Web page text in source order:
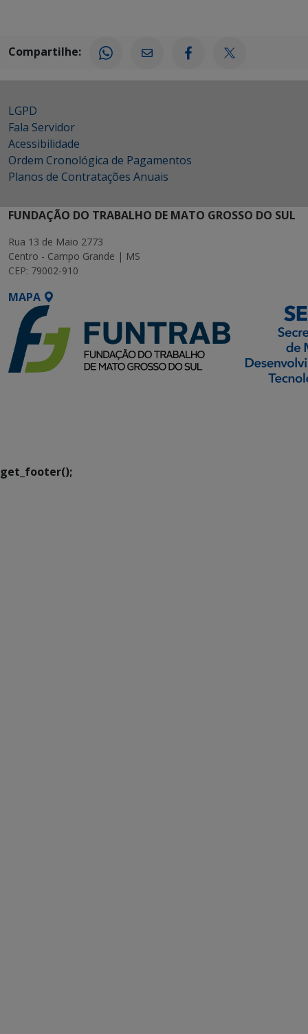
Compartilhe:
LGPD
Fala Servidor
Acessibilidade
Ordem Cronológica de Pagamentos
Planos de Contratações Anuais
FUNDAÇÃO DO TRABALHO DE MATO GROSSO DO SUL
Rua 13 de Maio 2773
Centro - Campo Grande | MS
CEP: 79002-910
MAPA
get_footer();